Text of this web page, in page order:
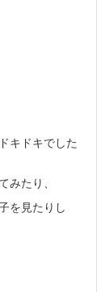
キドキでした
たり、
を見たりし